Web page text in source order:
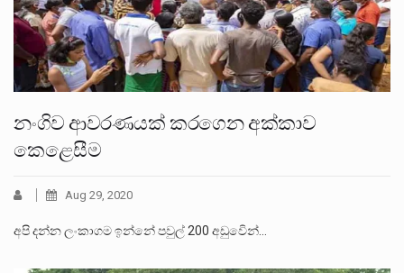
නංගිව ආවරණයක් කරගෙන අක්කාව
කෙළෙසීම
Aug 29, 2020
අපි දන්න ලංකාගම ඉන්නේ පවුල් 200 අඩුවෙින්…